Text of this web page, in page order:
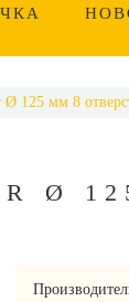
Ø 125 мм 8
Ø